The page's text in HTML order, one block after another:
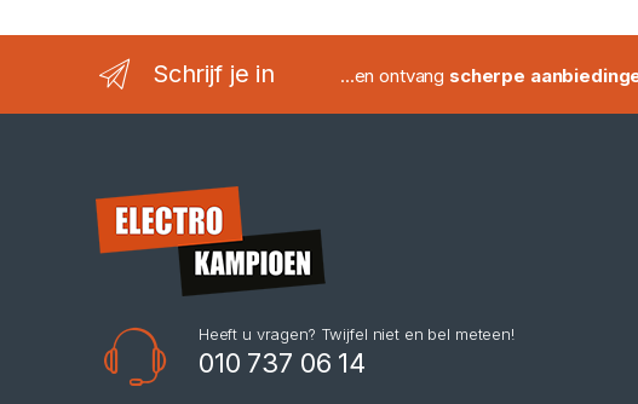
Schrijf je in ...en ontvang scherpe
Heeft u vragen? Twijfel niet en bel meteen!
010 737 06 14